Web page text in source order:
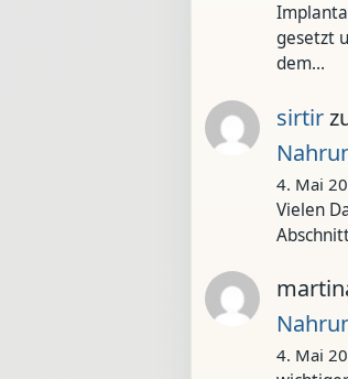
gesetzt
dem…
sirtir
4. Mai
Vielen
4. Mai